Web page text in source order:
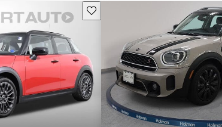
Guarda este Aviso